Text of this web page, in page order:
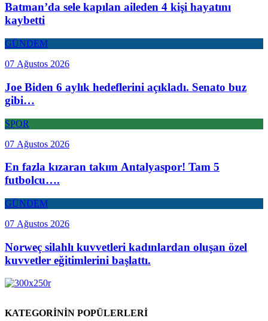
Batman’da sele kapılan aileden 4 kişi hayatını
kaybetti
GÜNDEM
07 Ağustos 2026
Joe Biden 6 aylık hedeflerini açıkladı. Senato buz
gibi…
SPOR
07 Ağustos 2026
En fazla kızaran takım Antalyaspor! Tam 5
futbolcu….
GÜNDEM
07 Ağustos 2026
Norweç silahlı kuvvetleri kadınlardan oluşan özel
kuvvetler eğitimlerini başlattı.
KATEGORİNİN POPÜLERLERİ